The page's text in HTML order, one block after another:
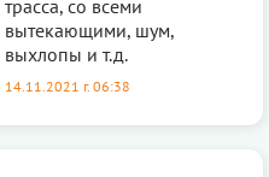
трасса, со всеми
вытекающими, шум,
выхлопы и т.д.
14.11.2021 г. 06:38